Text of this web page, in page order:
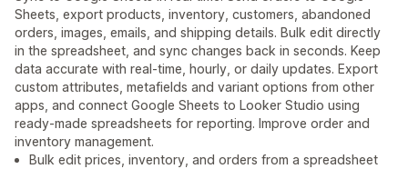
Sheets, export products, inventory, customers, abandoned
orders, images, emails, and shipping details. Bulk edit directly
in the spreadsheet, and sync changes back in seconds. Keep
data accurate with real-time, hourly, or daily updates. Export
custom attributes, metafields and variant options from other
apps, and connect Google Sheets to Looker Studio using
ready-made spreadsheets for reporting. Improve order and
inventory management.
Bulk edit prices, inventory, and orders from a spreadsheet